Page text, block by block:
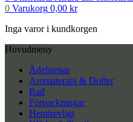
0 Varukorg 0,00 kr
Inga varor i kundkorgen
Huvudmeny
Ädelstenar
Aromaterapi & Dofter
Bad
Förpackningar
Hemtrevligt